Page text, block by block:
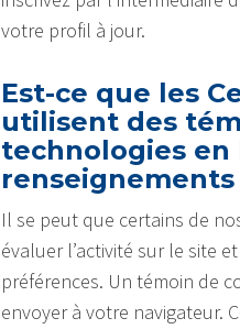
votre profil à jour.
Est-ce que les
utilisent des
technologies
Il se peut que certains de
évaluer l’activité sur le site
préférences. Un témoin de
envoyer à votre navigateur.